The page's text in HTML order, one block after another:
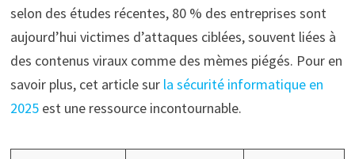
selon des études récentes, 80 % des entreprises sont
aujourd’hui victimes d’attaques ciblées, souvent liées à
des contenus viraux comme des mèmes piégés. Pour en
savoir plus, cet article sur la sécurité informatique en
2025est une ressource incontournable.